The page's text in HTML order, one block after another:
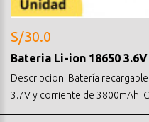
S/30.0
Bateria Li-ion 18650
Descripcion: Batería
3.7V y corriente de 3800mAh.